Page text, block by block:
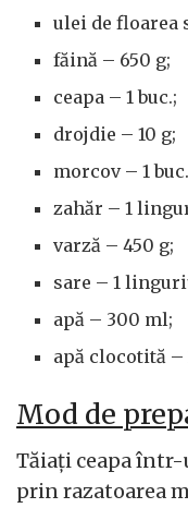
ulei de floarea
făină – 650 g;
ceapa – 1 buc.;
drojdie – 10 g;
morcov – 1
zahăr – 1
varză – 450 g;
sare – 1
apă – 300 ml;
apă clocotită –
Mod de
Tăiați ceapa
prin razatoarea